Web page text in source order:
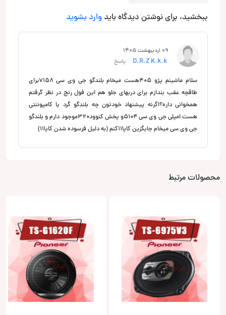
ببخشید، برای نوشتن دیدگاه باید وارد بشوید
09 اردیبهشت 1405
پاسخ
سلام ماشینم پژو ۴۰۵هست میخام بلندگو جی وی سی ۷۱۵۸برای
طاقچه عقب بندازم برای دربهای جلو هم این فول رنج در نظر گرفتم
همخوانی داره؟اگرنه پیشنهاد خودتون چه بلندگو گرد یا کامپوننتی
هست امپلی جی وی سی ۵۱۰۴و پخش کنوود۳۲۰موجود دارم و بلندگو
جی وی سی میخام جایگزین کاپا۱۱کنم (به دلیل فرسوده شدن کاپا۱۱)
محصولات مرتبط